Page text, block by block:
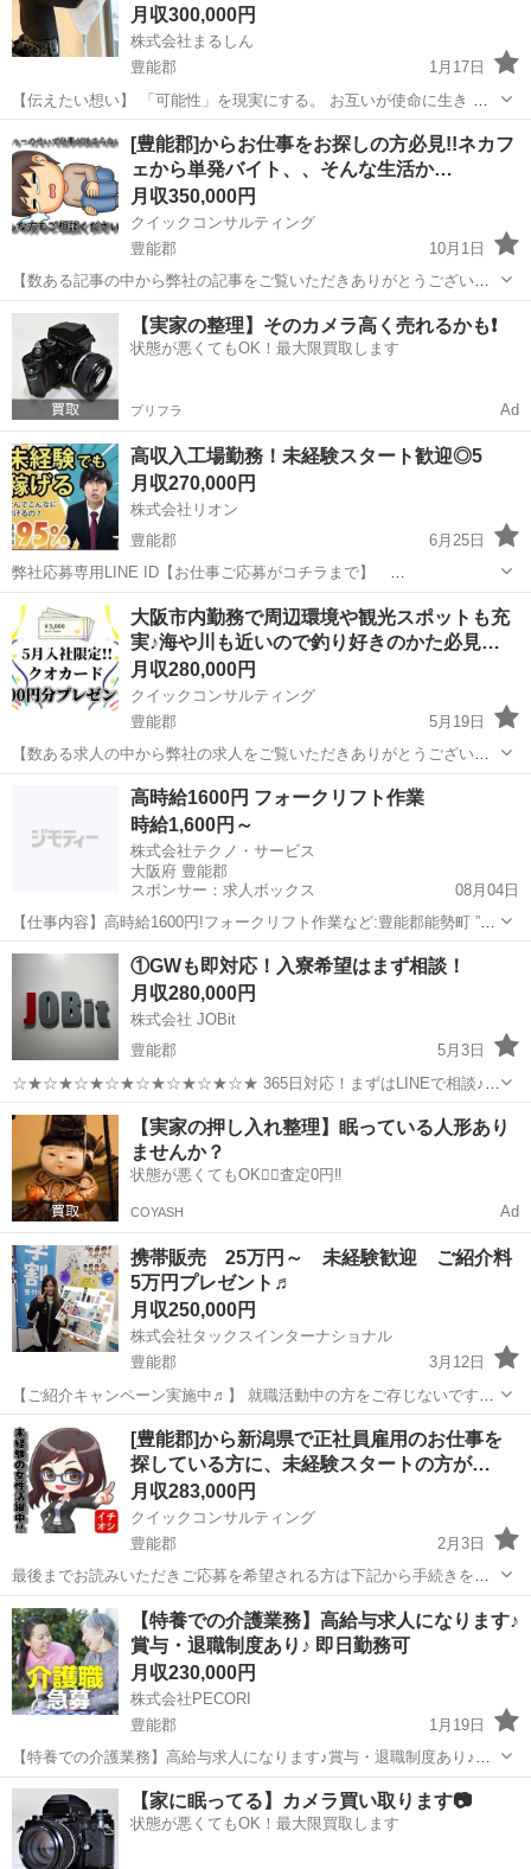
月収300,000円
株式会社まるしん
豊能郡
1月17日
【伝えたい想い】 「可能性」を現実にする。 お互いが使命に生き や
りがいを持って働きながら、 支え合い、共に繁栄する喜びを 分かち合
える 「仲間」を求めています。 弊社のページをご観覧いただき あ...
その他 未経験
[豊能郡]からお仕事をお探しの方必見!!ネカフ
ェから単発バイト、、そんな生活か…
月収350,000円
クイックコンサルティング
豊能郡
10月1日
【数ある記事の中から弊社の記事をご覧いただきありがとうございま
す!!】 お仕事を探されている方に寄り添いご希望やご要望、状況に応
じて求人のご提案をさせていただきます!! 受付方法につきましてはこ
ちらから ↓ http...
大阪 豊能郡 その他 フルタイム
【実家の整理】そのカメラ高く売れるかも❗️
状態が悪くてもOK！最大限買取します
プリフラ Ad
高収入工場勤務！未経験スタート歓迎◎5
月収270,000円
株式会社リオン
豊能郡
6月25日
弊社応募専用LINE ID【お仕事ご応募がコチラまで】
https://lin.ee/iFNP8Ao ■未経験者大歓迎！！ □資格、スキル必要なし ■
即日面接・即日勤務・即入寮可能 □日払い、週払いOK ...
大阪 豊能郡 工場 未経験
大阪市内勤務で周辺環境や観光スポットも充
実♪海や川も近いので釣り好きのかた必見…
月収280,000円
クイックコンサルティング
豊能郡
5月19日
【数ある求人の中から弊社の求人をご覧いただきありがとうございま
す!!】 こちらの記事は関係書類を提出しジモティー様の審査を通過し
て掲載されておりますのでご安心ください！ また釣り求人などではな
く実際に募集中の求人になりま...
豊能郡 その他 アプリ
高時給1600円 フォークリフト作業
時給1,600円～
株式会社テクノ・サービス
大阪府 豊能郡
スポンサー：求人ボックス
08月04日
【仕事内容】高時給1600円!フォークリフト作業など:豊能郡能勢町 ”映
えない”仕事かもしれません。 でも、これから年齢を重ねていっても無
理なく、ありのままで働いていける仕事です。 高時給1600円!フォー
クリフト作業など:豊能郡...
正社員 / 派遣社員
①GWも即対応！入寮希望はまず相談！
月収280,000円
株式会社 JOBit
豊能郡
5月3日
☆★☆★☆★☆★☆★☆★☆★☆★ 365日対応！まずはLINEで相談♪
☆★☆★☆★☆★☆★☆★☆★☆★ ＼気軽にご相談ください♪♪／
https://page.line.me/911vmzfs?openQrModa...
大阪 豊能郡 物流 住み込み
【実家の押し入れ整理】眠っている人形あり
ませんか？
状態が悪くてもOK🙆‍♀️査定0円‼️
COYASH Ad
携帯販売 25万円～ 未経験歓迎 ご紹介料
5万円プレゼント♬
月収250,000円
株式会社タックスインターナショナル
豊能郡
3月12日
【ご紹介キャンペーン実施中♬】 就職活動中の方をご存じないです
か？ ご紹介頂いた方に、ご紹介料5万円プレゼント♪ 詳細は下記連絡先
に、ご質問だけでもお問合せ下さい♪ 研修が充実している為、 未経験
の方もご活躍頂...
大阪 販売
[豊能郡]から新潟県で正社員雇用のお仕事を
探している方に、未経験スタートの方が…
月収283,000円
クイックコンサルティング
豊能郡
2月3日
最後までお読みいただきご応募を希望される方は下記から手続きをよ
ろしくお願いいたします!! ご覧になられている求人以外の取り扱いも
1000件以上ございますので、相談だけでも大歓迎です♪♪ ≪受け付けは
こちらからお願いいたし...
大阪 豊能郡 工場 未経験
【特養での介護業務】高給与求人になります♪
賞与・退職制度あり♪ 即日勤務可
月収230,000円
株式会社PECORI
豊能郡
1月19日
【特養での介護業務】高給与求人になります♪賞与・退職制度あり♪問
い合わせは、こちらのURLからお願いします。 https://choice-
job.com/detail/950990 特養でのヘルパー業務特別養護老人...
大阪 豊能郡 介護士
【家に眠ってる】カメラ買い取ります📷
状態が悪くてもOK！最大限買取します